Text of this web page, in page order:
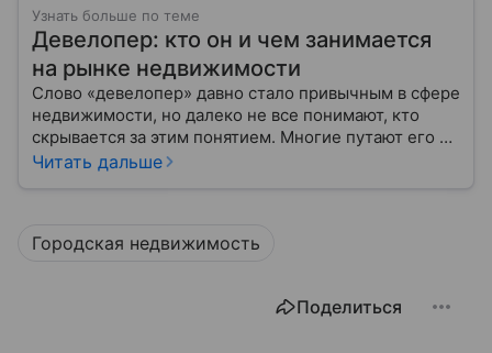
Узнать больше по теме
Девелопер: кто он и чем занимается
на рынке недвижимости
Слово «девелопер» давно стало привычным в сфере
недвижимости, но далеко не все понимают, кто
скрывается за этим понятием. Многие путают его с
застройщиком, думая, что это одно и то же. На
Читать дальше
Городская недвижимость
Поделиться